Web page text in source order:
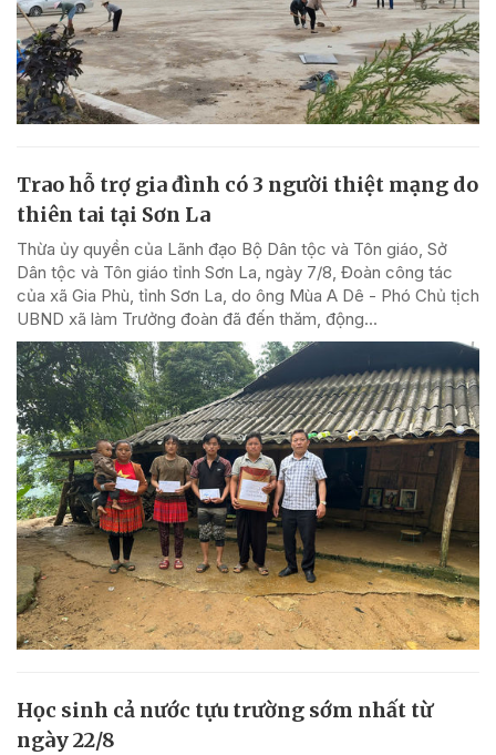
Trao hỗ trợ gia đình có 3 người thiệt mạng do
thiên tai tại Sơn La
Thừa ủy quyền của Lãnh đạo Bộ Dân tộc và Tôn giáo, Sở
Dân tộc và Tôn giáo tỉnh Sơn La, ngày 7/8, Đoàn công tác
của xã Gia Phù, tỉnh Sơn La, do ông Mùa A Dê - Phó Chủ tịch
UBND xã làm Trưởng đoàn đã đến thăm, động...
Học sinh cả nước tựu trường sớm nhất từ
ngày 22/8